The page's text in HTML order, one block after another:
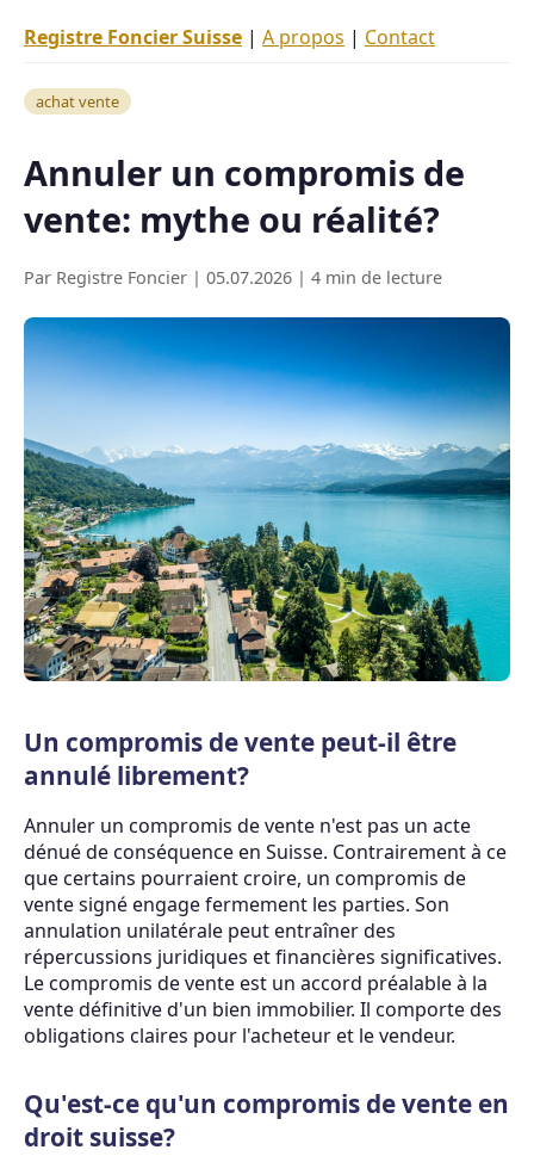
Registre Foncier Suisse | A propos | Contact
achat vente
Annuler un compromis de
vente: mythe ou réalité?
Par Registre Foncier | 05.07.2026 | 4 min de lecture
Un compromis de vente peut-il être
annulé librement?
Annuler un compromis de vente n'est pas un acte
dénué de conséquence en Suisse. Contrairement à ce
que certains pourraient croire, un compromis de
vente signé engage fermement les parties. Son
annulation unilatérale peut entraîner des
répercussions juridiques et financières significatives.
Le compromis de vente est un accord préalable à la
vente définitive d'un bien immobilier. Il comporte des
obligations claires pour l'acheteur et le vendeur.
Qu'est-ce qu'un compromis de vente en
droit suisse?